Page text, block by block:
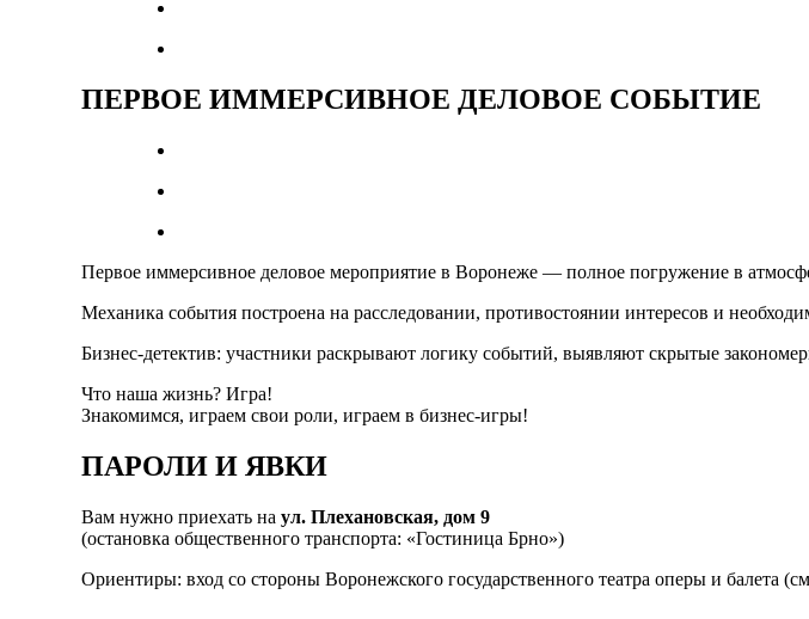
ПЕРВОЕ ИММЕРСИВНОЕ ДЕЛОВОЕ СОБЫТИЕ
Первое иммерсивное деловое мероприятие в Воронеже — полное погружение в
Механика события построена на расследовании, противостоянии интересов и
Бизнес-детектив: участники раскрывают логику событий, выявляют скрытые
Что наша жизнь? Игра!
Знакомимся, играем свои роли, играем в бизнес-игры!
ПАРОЛИ И ЯВКИ
Вам нужно приехать на ул. Плехановская, дом 9
(остановка общественного транспорта: «Гостиница Брно»)
Ориентиры: вход со стороны Воронежского государственного театра оперы и балета